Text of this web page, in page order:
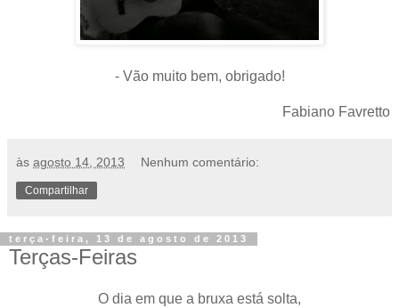
- Vão muito bem, obrigado!
Fabiano Favretto
às agosto 14, 2013 Nenhum comentário:
Compartilhar
terça-feira, 13 de agosto de 2013
Terças-Feiras
O dia em que a bruxa está solta,